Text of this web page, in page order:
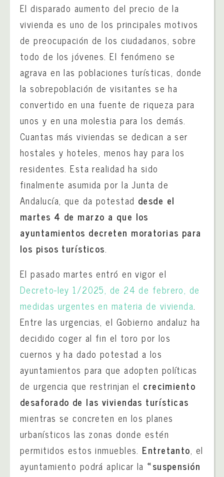
El disparado aumento del precio de la
vivienda es uno de los principales motivos
de preocupación de los ciudadanos, sobre
todo de los jóvenes. El fenómeno se
agrava en las poblaciones turísticas, donde
la sobrepoblación de visitantes se ha
convertido en una fuente de riqueza para
unos y en una molestia para los demás.
Cuantas más viviendas se dedican a ser
hostales y hoteles, menos hay para los
residentes. Esta realidad ha sido
finalmente asumida por la Junta de
Andalucía, que da potestad desde el
martes 4 de marzo a que los
ayuntamientos decreten moratorias para
los pisos turísticos.
El pasado martes entró en vigor el
Decreto-ley 1/2025, de 24 de febrero, de
medidas urgentes en materia de vivienda.
Entre las urgencias, el Gobierno andaluz ha
decidido coger al fin el toro por los
cuernos y ha dado potestad a los
ayuntamientos para que adopten políticas
de urgencia que restrinjan el crecimiento
desaforado de las viviendas turísticas
mientras se concreten en los planes
urbanísticos las zonas donde estén
permitidos estos inmuebles. Entretanto, el
ayuntamiento podrá aplicar la «suspensión